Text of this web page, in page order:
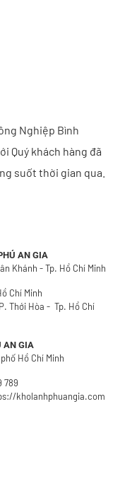
Nghiệp Bình
Quý khách hàng đã
suốt thời gian qua.
AN GIA
Khánh - Tp. Hồ Chí Minh
Chí Minh
Thới Hòa - Tp. Hồ Chí
AN GIA
Hồ Chí Minh
789
kholanhphuangia.com